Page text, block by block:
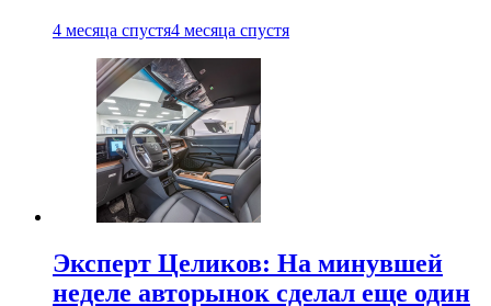
4 месяца спустя4 месяца спустя
Эксперт Целиков: На минувшей
неделе авторынок сделал еще один